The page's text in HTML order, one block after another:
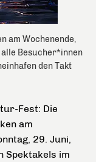
am Wochenende,
alle Besucher*innen
den Takt
Fest: Die
am
29. Juni,
Spektakels im